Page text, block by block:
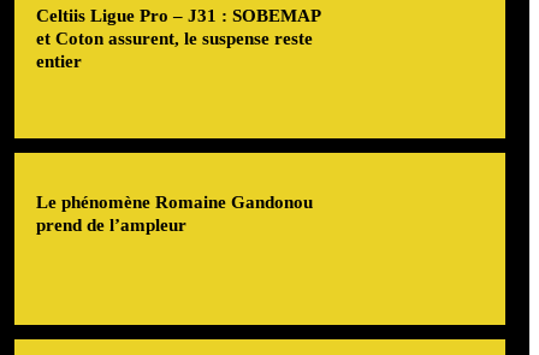
Celtiis Ligue Pro – J31 : SOBEMAP
et Coton assurent, le suspense reste
entier
Le phénomène Romaine Gandonou
prend de l’ampleur